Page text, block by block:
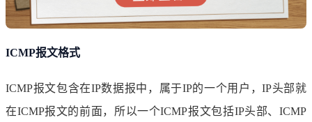
ICMP报文格式
ICMP报文包含在IP数据报中，属于IP的一个用户，IP头部就
在ICMP报文的前面，所以一个ICMP报文包括IP头部、ICMP